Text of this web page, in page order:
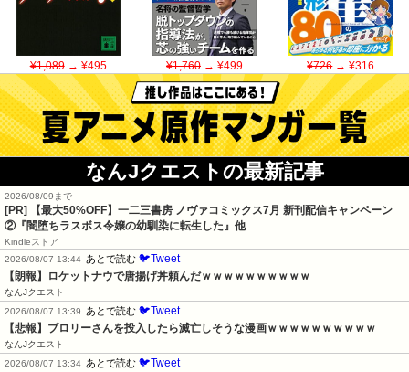
¥1,089→ ¥495 ¥1,760→ ¥499 ¥726→ ¥316
なんJクエストの最新記事
2026/08/09まで
[PR] 【最大50%OFF】一二三書房 ノヴァコミックス7月 新刊配信キャンペーン
②『闇堕ちラスボス令嬢の幼馴染に転生した』他
Kindleストア
2026/08/07 13:44 あとで読む 🐦Tweet
【朗報】ロケットナウで唐揚げ丼頼んだｗｗｗｗｗｗｗｗｗｗ
なんJクエスト
2026/08/07 13:39
あとで読む 🐦Tweet
【悲報】ブロリーさんを投入したら滅亡しそうな漫画ｗｗｗｗｗｗｗｗｗｗ
なんJクエスト
2026/08/07 13:34 あとで読む 🐦Tweet